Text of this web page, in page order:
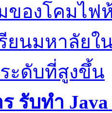
ของโคมไฟ
ยนมหาลัย
ะดับที่สูงขึ้น
รับทำ